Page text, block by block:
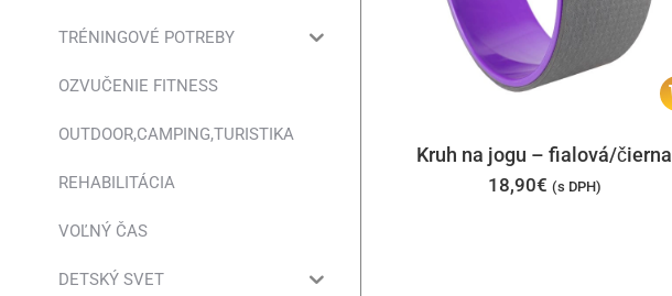
Kruh na jogu – fialová/čierna
18,90€ (s DPH)
TRÉNINGOVÉ POTREBY
OZVUČENIE FITNESS
OUTDOOR,CAMPING,TURISTIKA
REHABILITÁCIA
VOĽNÝ ČAS
DETSKÝ SVET